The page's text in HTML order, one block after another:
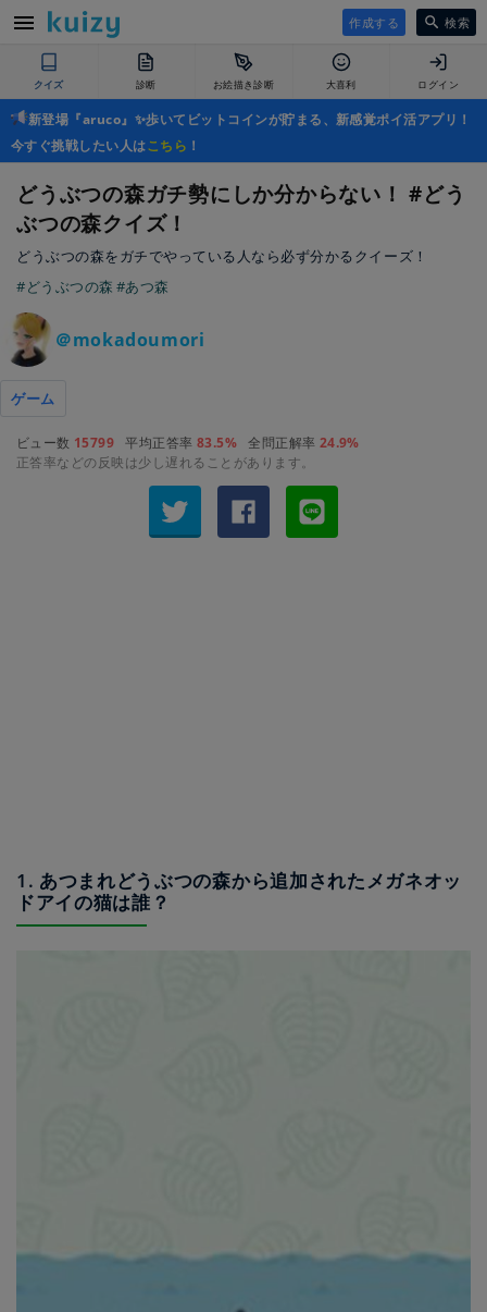
作成する 検索
クイズ 診断 お絵描き診断 大喜利 ログイン
新登場『aruco』✨歩いてビットコインが貯まる、新感覚ポイ活アプリ！
今すぐ挑戦したい人はこちら ！
どうぶつの森ガチ勢にしか分からない！ #どう
ぶつの森クイズ！
どうぶつの森をガチでやっている人なら必ず分かるクイーズ！
#どうぶつの森 #あつ森
＠mokadoumori
ゲーム
ビュー数 15799 平均正答率 83.5% 全問正解率 24.9%
正答率などの反映は少し遅れることがあります。
1. あつまれどうぶつの森から追加されたメガネオッ
ドアイの猫は誰？